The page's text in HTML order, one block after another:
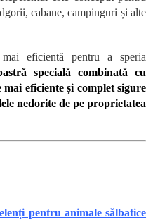
cabane, campinguri și alte
eficientă pentru a speria
specială combinată cu
eficiente și complet sigure
nedorite de pe proprietatea
pentru animale sălbatice